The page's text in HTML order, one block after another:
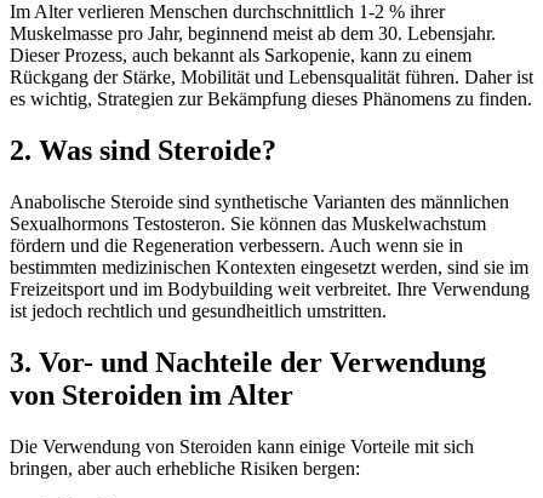
Im Alter verlieren Menschen durchschnittlich 1-2 % ihrer
Muskelmasse pro Jahr, beginnend meist ab dem 30. Lebensjahr.
Dieser Prozess, auch bekannt als Sarkopenie, kann zu einem
Rückgang der Stärke, Mobilität und Lebensqualität führen. Daher ist
es wichtig, Strategien zur Bekämpfung dieses Phänomens zu finden.
2. Was sind Steroide?
Anabolische Steroide sind synthetische Varianten des männlichen
Sexualhormons Testosteron. Sie können das Muskelwachstum
fördern und die Regeneration verbessern. Auch wenn sie in
bestimmten medizinischen Kontexten eingesetzt werden, sind sie im
Freizeitsport und im Bodybuilding weit verbreitet. Ihre Verwendung
ist jedoch rechtlich und gesundheitlich umstritten.
3. Vor- und Nachteile der Verwendung
von Steroiden im Alter
Die Verwendung von Steroiden kann einige Vorteile mit sich
bringen, aber auch erhebliche Risiken bergen: